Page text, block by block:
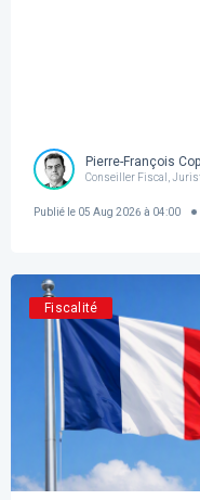
Pierre-François
Conseiller Fiscal,
Publié le 05 Aug 2026 à 04:00
Fiscalité